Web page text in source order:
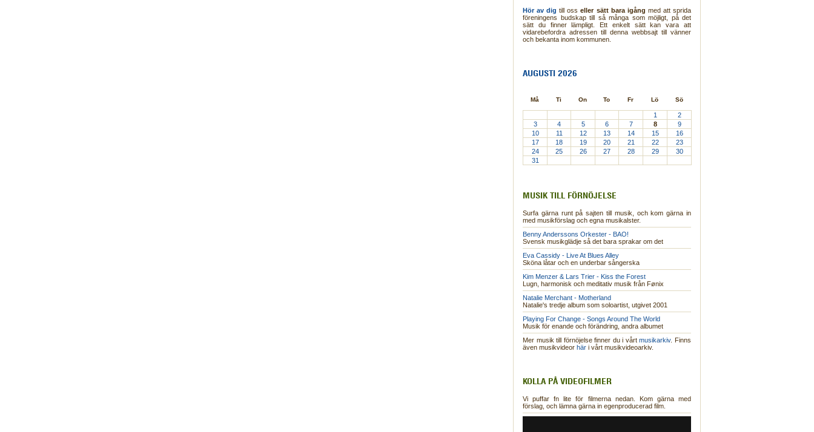
Hör av dig till osseller sätt bara igång med att sprida
föreningens budskap till så många som möjligt, på det
sätt du finner lämpligt. Ett enkelt sätt kan vara att
vidarebefordra adressen till denna webbsajt till vänner
och bekanta inom kommunen.
AUGUSTI 2026
Må Ti On To Fr Lö Sö
1
2
3
4 5 6 7 8
9
10
11 12 13 14 15
16
17
18 19 20 21 22
23
24
25 26 27 28 29
30
31
MUSIK TILL FÖRNÖJELSE
Surfa gärna runt på sajten till musik, och kom gärna in
med musikförslag och egna musikalster.
Benny Anderssons Orkester - BAO!
Svensk musikglädje så det bara sprakar om det
Eva Cassidy - Live At Blues Alley
Sköna låtar och en underbar sångerska
Kim Menzer & Lars Trier - Kiss the Forest
Lugn, harmonisk och meditativ musik från Fønix
Natalie Merchant - Motherland
Natalie's tredje album som soloartist, utgivet 2001
Playing For Change - Songs Around The World
Musik för enande och förändring, andra albumet
Mer musik till förnöjelse finner du i vårtmusikarkiv. Finns
även musikvideor här i vårt musikvideoarkiv.
KOLLA PÅ VIDEOFILMER
Vi puffar fn lite för filmerna nedan. Kom gärna med
förslag, och lämna gärna in egenproducerad film.